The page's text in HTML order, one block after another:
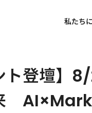
私たち
代
ト登壇】